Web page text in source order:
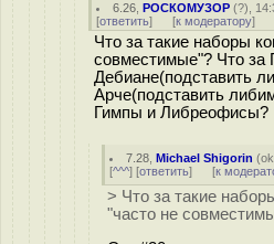
6.26 ,РОСКОМУЗОР (?),
[ответить] [к модератору]
Что за такие наборы
совместимые"? Что
Дебиане(подставить
Арче(подставить
Гимпы и Либреофисы?
7.28 ,Michael Shigorin (ok
[^^^] [ответить] [к
> Что за такие
"часто не